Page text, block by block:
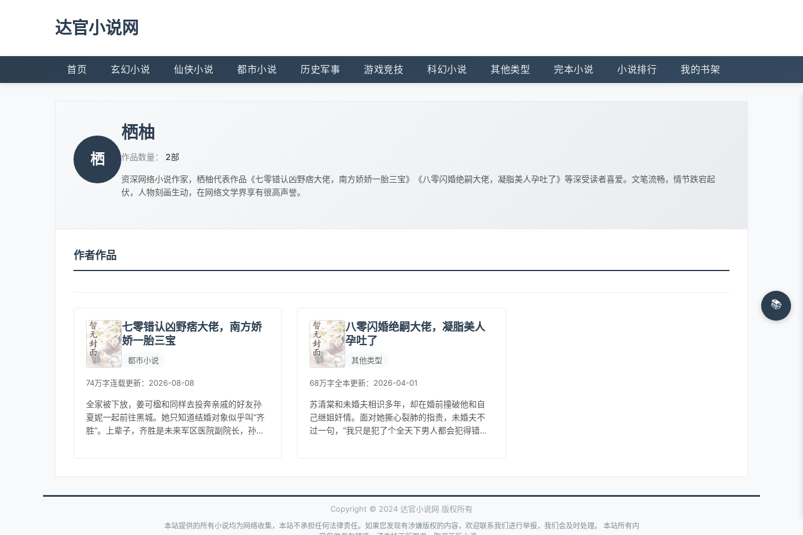
达官小说网
首页 玄幻小说 仙侠小说 都市小说 历史军事 游戏竞技 科幻小说 其他类型 完本小说 小说排行 我的书架
栖
栖柚
作品数量： 2部
资深网络小说作家，栖柚代表作品《七零错认凶野痞大佬，南方娇娇一胎三宝》《八零闪婚绝嗣大佬，凝脂美人孕吐了》等深受读者喜爱。文笔流畅，情节跌宕起
伏，人物刻画生动，在网络文学界享有很高声誉。
作者作品
七零错认凶野痞大佬，南方娇
娇一胎三宝
都市小说
74万字连载更新：2026-08-08
全家被下放，姜可楹和同样去投奔亲戚的好友孙
夏妮一起前往黑城。她只知道结婚对象似乎叫“齐
胜”。上辈子，齐胜是未来军区医院副院长，孙夏
八零闪婚绝嗣大佬，凝脂美人
孕吐了
其他类型
68万字全本更新：2026-04-01
苏清棠和未婚夫相识多年，却在婚前撞破他和自
己继姐奸情。面对她撕心裂肺的指责，未婚夫不
过一句，“我只是犯了个全天下男人都会犯得错。”
📚
Copyright © 2024 达官小说网 版权所有
本站提供的所有小说均为网络收集，本站不承担任何法律责任。如果您发现有涉嫌版权的内容，欢迎联系我们进行举报，我们会及时处理。 本站所有内